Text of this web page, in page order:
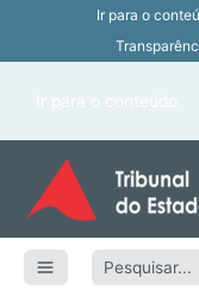
Ir para o
Pesquisar: